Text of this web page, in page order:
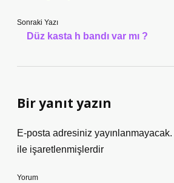
Sonraki Yazı
Düz kasta h bandı var mı ?
Bir yanıt yazın
E-posta adresiniz yayınlanmayacak.
ile işaretlenmişlerdir
Yorum